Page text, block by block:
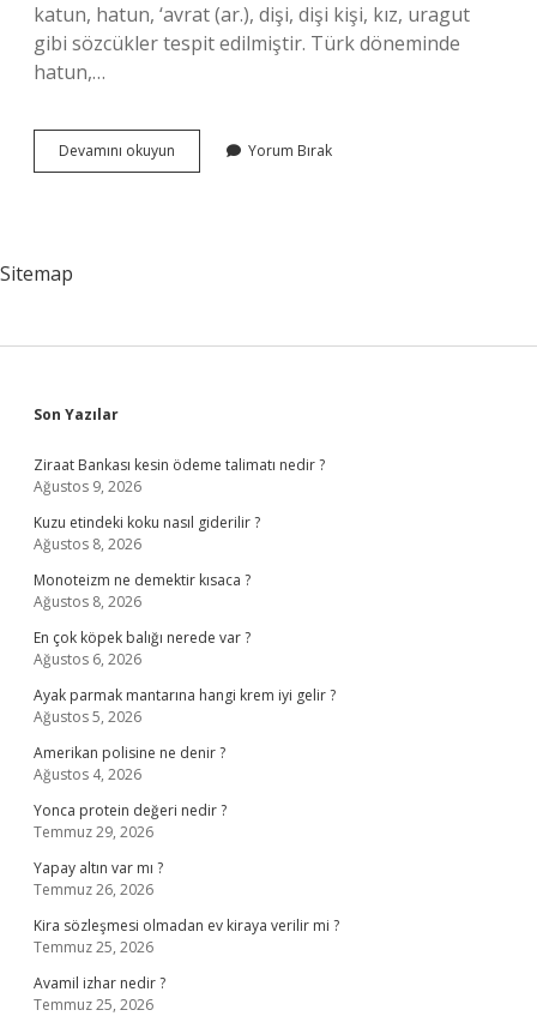
katun, hatun, ‘avrat (ar.), dişi, dişi kişi, kız, uragut
gibi sözcükler tespit edilmiştir. Türk döneminde
hatun,…
Devamını okuyun
Türklerde
Yorum Bırak
Sitemap
Sidebar
Son Yazılar
Ziraat Bankası kesin ödeme talimatı nedir ?
Ağustos 9, 2026
Kuzu etindeki koku nasıl giderilir ?
Ağustos 8, 2026
Monoteizm ne demektir kısaca ?
Ağustos 8, 2026
En çok köpek balığı nerede var ?
Ağustos 6, 2026
Ayak parmak mantarına hangi krem iyi gelir ?
Ağustos 5, 2026
Amerikan polisine ne denir ?
Ağustos 4, 2026
Yonca protein değeri nedir ?
Temmuz 29, 2026
Yapay altın var mı ?
Temmuz 26, 2026
Kira sözleşmesi olmadan ev kiraya verilir mi ?
Temmuz 25, 2026
Avamil izhar nedir ?
Temmuz 25, 2026